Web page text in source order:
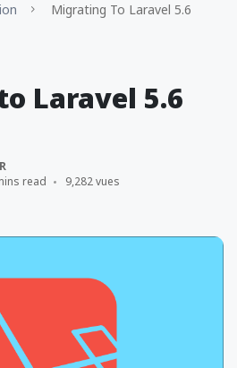
Migrating To Laravel 5.6
Laravel 5.6
read 9,282 vues